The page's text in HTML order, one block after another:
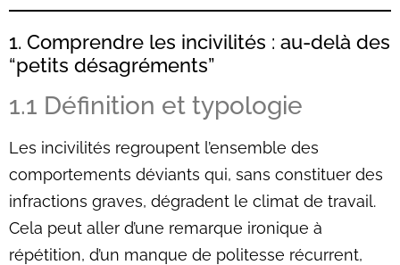
1. Comprendre les incivilités : au-delà des
“petits désagréments”
1.1 Définition et typologie
Les incivilités regroupent l’ensemble des
comportements déviants qui, sans constituer des
infractions graves, dégradent le climat de travail.
Cela peut aller d’une remarque ironique à
répétition, d’un manque de politesse récurrent,